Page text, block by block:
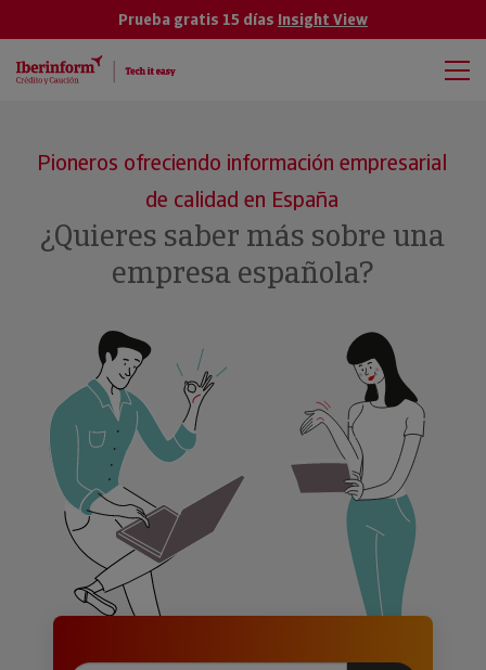
Prueba gratis 15 días Insight View
Pioneros ofreciendo información empresarial
de calidad en España
¿Quieres saber más sobre una
empresa española?